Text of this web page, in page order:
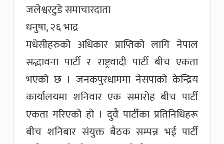
जलेश्वरटुडे समाचारदाता
धनुषा, २६ भाद्र
मधेसीहरुको अधिकार प्राप्तिको लागि नेपाल
सद्भावना पार्टी र राष्ट्रवादी पार्टी बीच एकता
भएको छ । जनकपुरधाममा नेसपाको केन्द्रिय
कार्यालयमा शनिवार एक समारोह बीच पार्टी
एकता गरिएको हो । दुवै पार्टीका प्रतिनिधिहरू
बीच शनिबार संयुक्त बैठक सम्पन्न भई पार्टी